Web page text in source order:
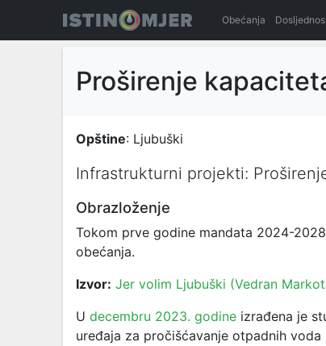
Obećanja
Proširenje
Opštine: Ljubuški
Infrastrukturni projekti:
Obrazloženje
Tokom prve godine mandata 2024-
obećanja.
Izvor: Jer volim Ljubuški (Vedran
U decembru 2023. godine izrađena je
uređaja za pročišćavanje otpadnih